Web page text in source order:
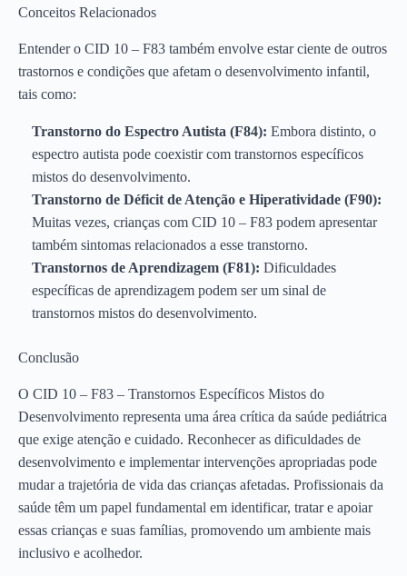
Conceitos Relacionados
Entender o CID 10 – F83 também envolve estar ciente de outros
trastornos e condições que afetam o desenvolvimento infantil,
tais como:
Transtorno do Espectro Autista (F84): Embora distinto, o
espectro autista pode coexistir com transtornos específicos
mistos do desenvolvimento.
Transtorno de Déficit de Atenção e Hiperatividade (F90):
Muitas vezes, crianças com CID 10 – F83 podem apresentar
também sintomas relacionados a esse transtorno.
Transtornos de Aprendizagem (F81): Dificuldades
específicas de aprendizagem podem ser um sinal de
transtornos mistos do desenvolvimento.
Conclusão
O CID 10 – F83 – Transtornos Específicos Mistos do
Desenvolvimento representa uma área crítica da saúde pediátrica
que exige atenção e cuidado. Reconhecer as dificuldades de
desenvolvimento e implementar intervenções apropriadas pode
mudar a trajetória de vida das crianças afetadas. Profissionais da
saúde têm um papel fundamental em identificar, tratar e apoiar
essas crianças e suas famílias, promovendo um ambiente mais
inclusivo e acolhedor.